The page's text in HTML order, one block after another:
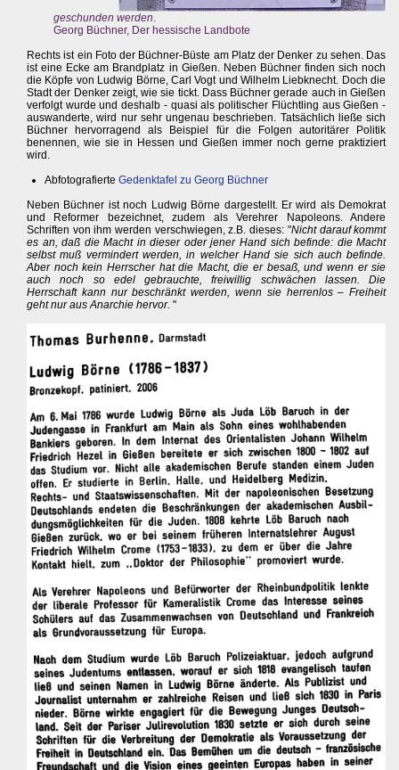
geschunden werden.
Georg Büchner, Der hessische Landbote
Rechts ist ein Foto der Büchner-Büste am Platz der Denker zu sehen. Das
ist eine Ecke am Brandplatz in Gießen. Neben Büchner finden sich noch
die Köpfe von Ludwig Börne, Carl Vogt und Wilhelm Liebknecht. Doch die
Stadt der Denker zeigt, wie sie tickt. Dass Büchner gerade auch in Gießen
verfolgt wurde und deshalb - quasi als politischer Flüchtling aus Gießen -
auswanderte, wird nur sehr ungenau beschrieben. Tatsächlich ließe sich
Büchner hervorragend als Beispiel für die Folgen autoritärer Politik
benennen, wie sie in Hessen und Gießen immer noch gerne praktiziert
wird.
Abfotografierte Gedenktafel zu Georg Büchner
Neben Büchner ist noch Ludwig Börne dargestellt. Er wird als Demokrat
und Reformer bezeichnet, zudem als Verehrer Napoleons. Andere
Schriften von ihm werden verschwiegen, z.B. dieses: "Nicht darauf kommt
es an, daß die Macht in dieser oder jener Hand sich befinde: die Macht
selbst muß vermindert werden, in welcher Hand sie sich auch befinde.
Aber noch kein Herrscher hat die Macht, die er besaß, und wenn er sie
auch noch so edel gebrauchte, freiwillig schwächen lassen. Die
Herrschaft kann nur beschränkt werden, wenn sie herrenlos – Freiheit
geht nur aus Anarchie hervor. "